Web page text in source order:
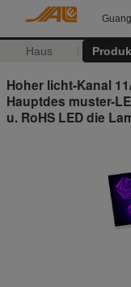
Haus
Hoher licht-Kanal
Hauptdes muster-
u. RoHS LED die